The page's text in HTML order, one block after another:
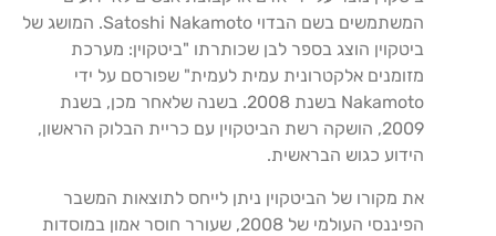
המשתמשים בשם הבדוי Satoshi Nakamoto. המושג של
ביטקוין הוצג בספר לבן שכותרתו "ביטקוין: מערכת
מזומנים אלקטרונית עמית לעמית" שפורסם על ידי
Nakamoto בשנת 2008. בשנה שלאחר מכן, בשנת
2009, הושקה רשת הביטקוין עם כריית הבלוק הראשון,
הידוע כגוש הבראשית.
את מקורו של הביטקוין ניתן לייחס לתוצאות המשבר
הפיננסי העולמי של 2008, שעורר חוסר אמון במוסדות